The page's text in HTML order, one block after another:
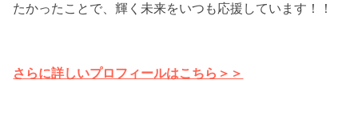
たかったことで、輝く未来をいつも応援しています！！
さらに詳しいプロフィールはこちら＞＞